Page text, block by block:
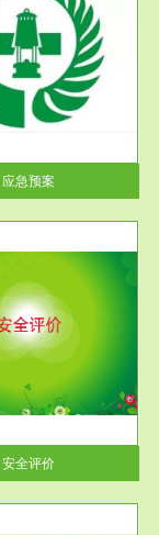
应急预案
安全评价